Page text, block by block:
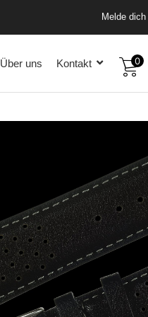
Melde
Über uns Kontakt 0